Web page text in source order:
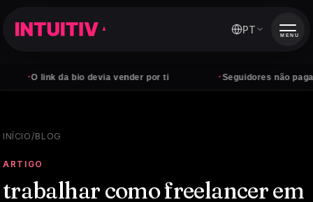
da bio devia vender por ti Seguidores não pagam
PT MENU
INÍCIO/BLOG
ARTIGO
trabalhar como freelancer em